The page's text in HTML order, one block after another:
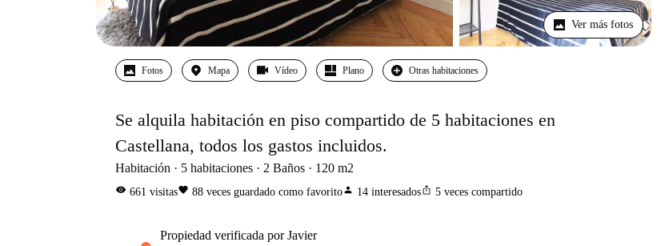
Ver más fotos
Fotos Mapa Vídeo Plano Otras habitaciones
Se alquila habitación en piso compartido de 5 habitaciones en
Castellana, todos los gastos incluidos.
Habitación 5 habitaciones 2 Baños 120 m2
visibility 661 visitasfavorite 88 veces guardado como favoritoperson 14 interesadosios_share 5 veces compartido
propiedad verificada por Javier